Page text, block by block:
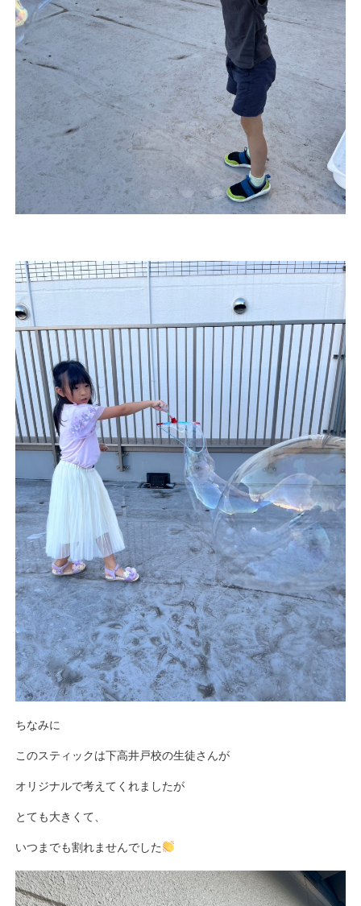
ちなみに
このスティックは下高井戸校の生徒さんが
オリジナルで考えてくれましたが
とても大きくて、
いつまでも割れませんでした